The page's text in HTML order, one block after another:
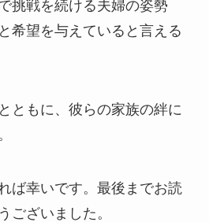
挑戦を続ける夫婦の姿勢
希望を与えていると言える
ともに、彼らの家族の絆に
ば幸いです。最後までお読
ございました。